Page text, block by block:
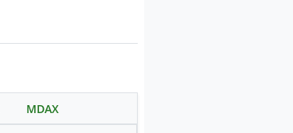
MDAX